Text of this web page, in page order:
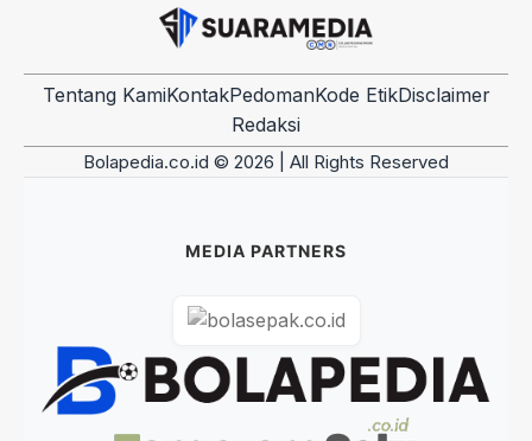
Tentang KamiKontakPedomanKode EtikDisclaimer
Redaksi
Bolapedia.co.id © 2026 | All Rights Reserved
MEDIA PARTNERS